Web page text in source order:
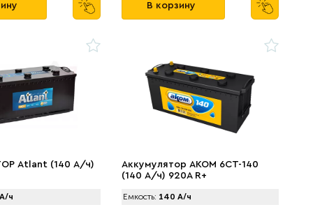
В корзину
Аtlant (140 А/ч)
ч
Аккумулятор AКОМ 6CT-140
(140 А/ч) 920А R+
Емкость: 140 А/ч